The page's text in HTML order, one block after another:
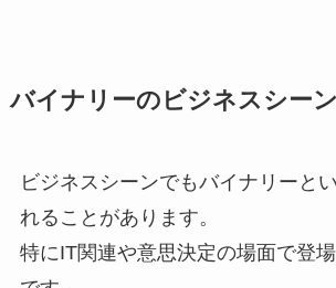
バイナリーのビジネスシー
ビジネスシーンでもバイナリーと
れることがあります。
特にIT関連や意思決定の場面で登